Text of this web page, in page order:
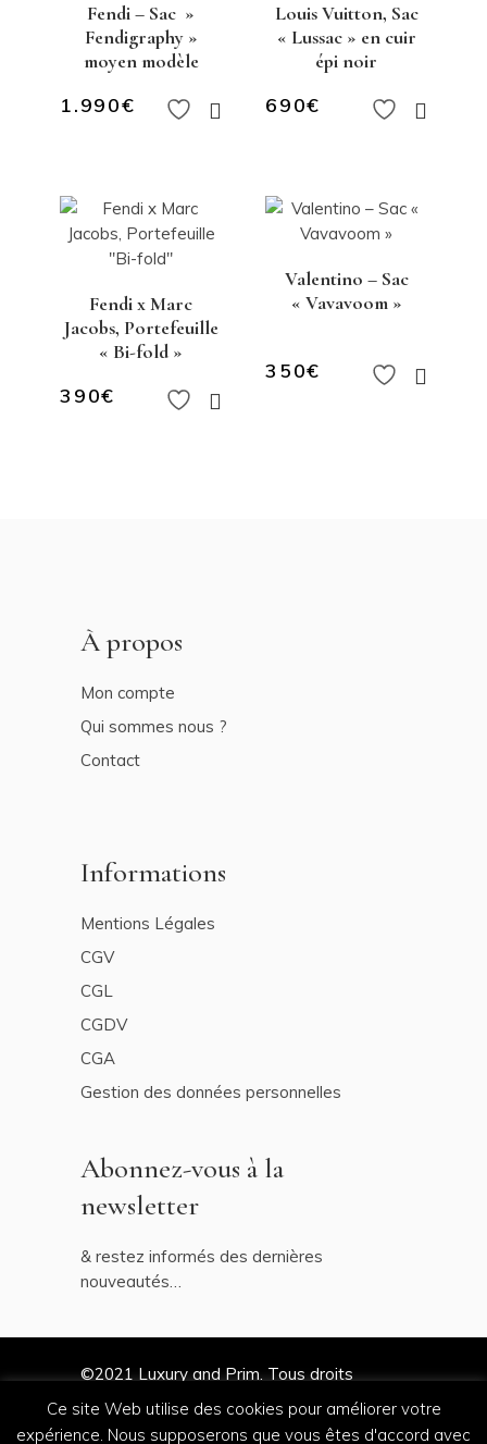
Fendi – Sac »
Fendigraphy »
moyen modèle
1.990€
Louis Vuitton, Sac
« Lussac » en cuir
épi noir
690€
Fendi x Marc
Jacobs, Portefeuille
« Bi-fold »
390€
Valentino – Sac
« Vavavoom »
350€
À propos
Mon compte
Qui sommes nous ?
Contact
Informations
Mentions Légales
CGV
CGL
CGDV
CGA
Gestion des données personnelles
Abonnez-vous à la
newsletter
& restez informés des dernières
nouveautés…
©2021 Luxury and Prim. Tous droits
réservés
Ce site Web utilise des cookies pour améliorer votre
expérience. Nous supposerons que vous êtes d'accord avec